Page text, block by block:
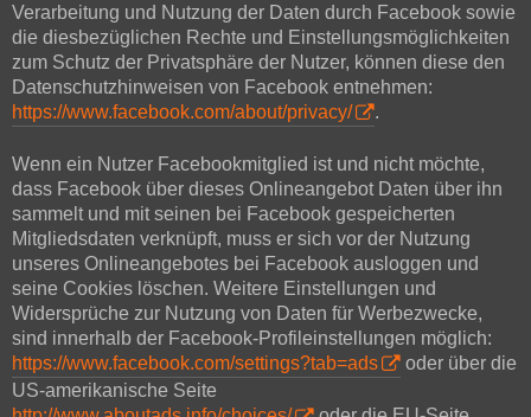
Verarbeitung und Nutzung der Daten durch Facebook sowie
die diesbezüglichen Rechte und Einstellungsmöglichkeiten
zum Schutz der Privatsphäre der Nutzer, können diese den
Datenschutzhinweisen von Facebook entnehmen:
https://www.facebook.com/about/privacy/
.
Wenn ein Nutzer Facebookmitglied ist und nicht möchte,
dass Facebook über dieses Onlineangebot Daten über ihn
sammelt und mit seinen bei Facebook gespeicherten
Mitgliedsdaten verknüpft, muss er sich vor der Nutzung
unseres Onlineangebotes bei Facebook ausloggen und
seine Cookies löschen. Weitere Einstellungen und
Widersprüche zur Nutzung von Daten für Werbezwecke,
sind innerhalb der Facebook-Profileinstellungen möglich:
https://www.facebook.com/settings?tab=ads
oder über die
US-amerikanische Seite